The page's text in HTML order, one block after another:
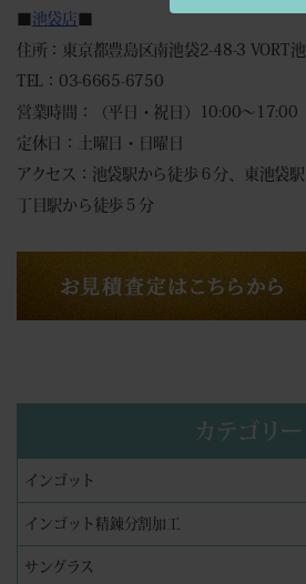
池袋店
住所：東京都豊島区南池袋2-48-3 VORT
TEL：03-6665-6750
営業時間：（平日・祝日）10:00～17:00
定休日：土曜日・日曜日
アクセス：池袋駅から徒歩６分、東池袋
丁目駅から徒歩５分
カテゴリー
インゴット
インゴット精錬分割加工
サングラス